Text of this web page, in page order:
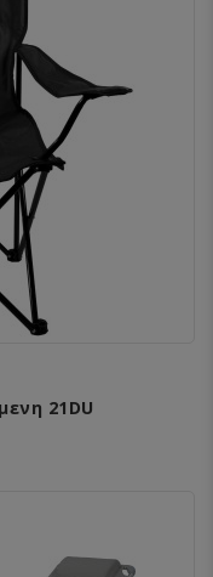
21DU